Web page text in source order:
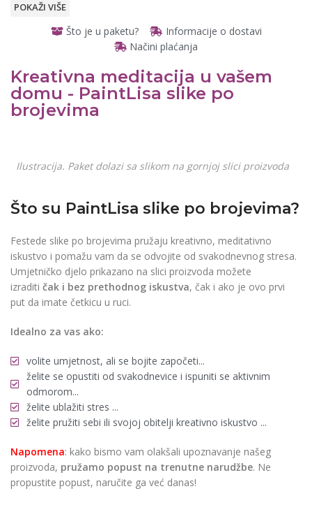
Osvijetljeno, stolno povećalo
€11.90 €8.90
READ MORE
READ
MORE
€6.90 €4.90
MORE
POKAŽI VIŠE
Što je u paketu?
Informacije o dostavi
Načini plaćanja
Kreativna meditacija u vašem
domu - PaintLisa slike po
brojevima
Ilustracija. Paket dolazi sa slikom na gornjoj slici proizvoda
Što su PaintLisa slike po brojevima?
Festede slike po brojevima pružaju kreativno, meditativno
iskustvo i pomažu vam da se odvojite od svakodnevnog stresa.
Umjetničko djelo prikazano na slici proizvoda možete
izraditi čak i bez prethodnog iskustva, čak i ako je ovo prvi
put da imate četkicu u ruci.
Idealno za vas ako:
volite umjetnost, ali se bojite započeti...
želite se opustiti od svakodnevice i ispuniti se aktivnim
odmorom...
želite ublažiti stres ...
želite pružiti sebi ili svojoj obitelji kreativno iskustvo ...
Napomena: kako bismo vam olakšali upoznavanje našeg
proizvoda, pružamo popust na trenutne narudžbe. Ne
propustite popust, naručite ga već danas!